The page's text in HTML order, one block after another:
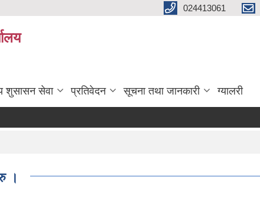
024413061
शुसासन सेवा प्रतिवेदन सूचना तथा जानकारी ग्यालरी
।